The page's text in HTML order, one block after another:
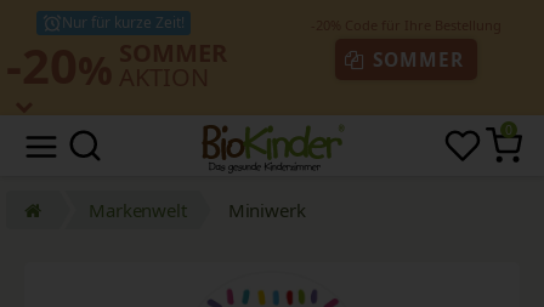
Nur für kurze Zeit!
SOMMER
0
Markenwelt Miniwerk